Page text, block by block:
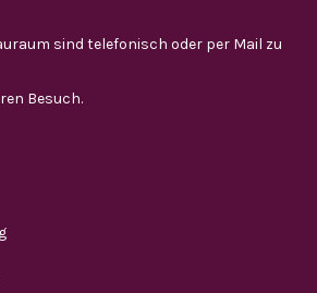
sind telefonisch oder per Mail zu
Besuch.